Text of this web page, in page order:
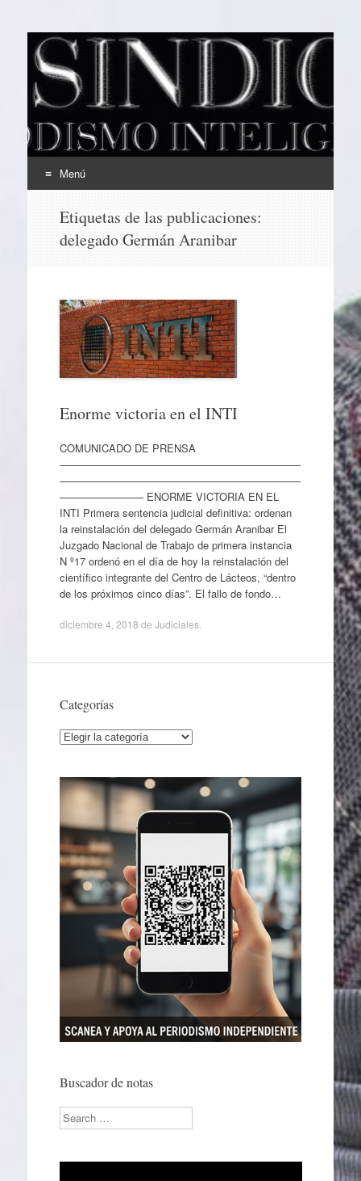
EL SINDICAL
Periodismo Inteligente
Menú
contenido
Etiquetas de las publicaciones:
delegado Germán Aranibar
Enorme victoria en el INTI
COMUNICADO DE PRENSA
———————————————————————
———————————————————————
———————— ENORME VICTORIA EN EL
INTI Primera sentencia judicial definitiva: ordenan
la reinstalación del delegado Germán Aranibar El
Juzgado Nacional de Trabajo de primera instancia
N º17 ordenó en el día de hoy la reinstalación del
científico integrante del Centro de Lácteos, “dentro
de los próximos cinco días”. El fallo de fondo…
diciembre 4, 2018 de Judiciales.
Categorías
Categorías
Buscador de notas
Search